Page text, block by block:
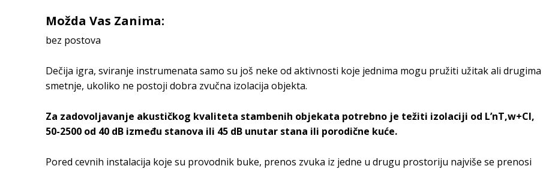
Možda Vas Zanima:
bez postova
Dečija igra, sviranje instrumenata samo su još neke od aktivnosti koje jednima mogu pružiti užitak ali drugima
smetnje, ukoliko ne postoji dobra zvučna izolacija objekta.
Za zadovoljavanje akustičkog kvaliteta stambenih objekata potrebno je težiti izolaciji od L’nT,w+CI,
50-2500 od 40 dB između stanova ili 45 dB unutar stana ili porodične kuće.
Pored cevnih instalacija koje su provodnik buke, prenos zvuka iz jedne u drugu prostoriju najviše se prenosi